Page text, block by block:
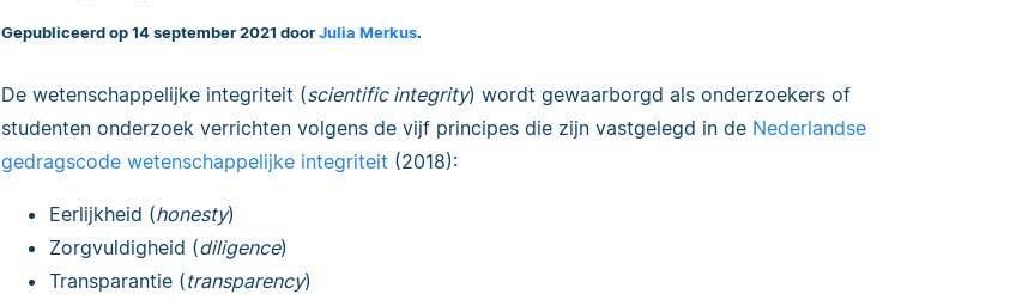
Gepubliceerd op 14 september 2021 door Julia Merkus.
De wetenschappelijke integriteit (scientific integrity) wordt gewaarborgd als onderzoekers of
studenten onderzoek verrichten volgens de vijf principes die zijn vastgelegd in de Nederlandse
gedragscode wetenschappelijke integriteit (2018):
Eerlijkheid (honesty)
Zorgvuldigheid (diligence)
Transparantie (transparency)